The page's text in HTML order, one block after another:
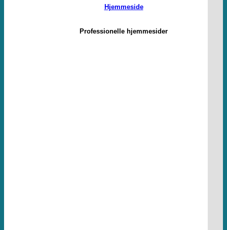
Hjemmeside
Professionelle hjemmesider